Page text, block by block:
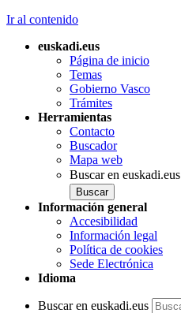
Ir al contenido
euskadi.eus
Página de inicio
Temas
Gobierno Vasco
Trámites
Herramientas
Contacto
Buscador
Mapa web
Buscar en euskadi.eus
Información general
Accesibilidad
Información legal
Política de cookies
Sede Electrónica
Idioma
Buscar en euskadi.eus